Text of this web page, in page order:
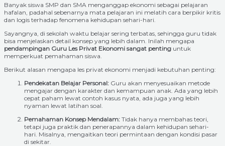
Banyak siswa SMP dan SMA menganggap ekonomi sebagai pelajaran
hafalan, padahal sebenarnya mata pelajaran ini melatih cara berpikir kritis
dan logis terhadap fenomena kehidupan sehari-hari.
Sayangnya, di sekolah waktu belajar sering terbatas, sehingga guru tidak
bisa menjelaskan detail konsep yang lebih dalam. Inilah mengapa
pendampingan Guru Les Privat Ekonomi sangat penting untuk
memperkuat pemahaman siswa.
Berikut alasan mengapa les privat ekonomi menjadi kebutuhan penting:
Pendekatan Belajar Personal: Guru akan menyesuaikan metode
mengajar dengan karakter dan kemampuan anak. Ada yang lebih
cepat paham lewat contoh kasus nyata, ada juga yang lebih
nyaman lewat latihan soal.
Pemahaman Konsep Mendalam: Tidak hanya membahas teori,
tetapi juga praktik dan penerapannya dalam kehidupan sehari-
hari. Misalnya, mengaitkan teori permintaan dengan kondisi pasar
di sekitar.